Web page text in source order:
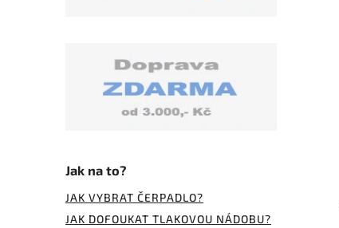
Jak na to?
JAK VYBRAT ČERPADLO?
JAK DOFOUKAT TLAKOVOU NÁDOBU?